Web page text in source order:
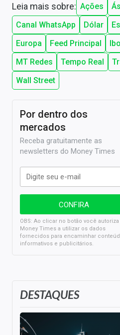
Leia mais sobre: Ações
Canal WhatsApp
Dólar
Europa
Feed Principal
MT Redes
Tempo Real
Wall Street
DESTAQUES
Por dentro dos
mercados
Receba gratuitamente as
newsletters do Money Times
OBS: Ao clicar no botão você autoriza
Money Times a utilizar os dados
fornecidos para encaminhar
informativos e publicitários.